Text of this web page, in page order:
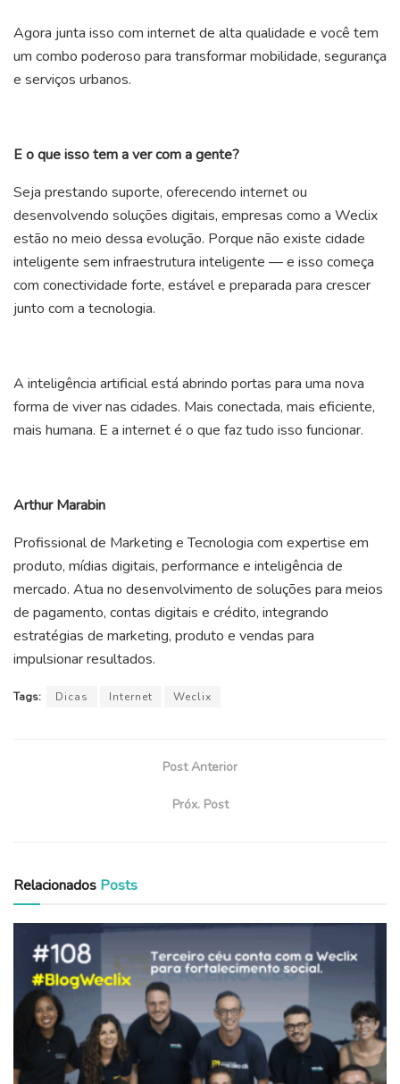
Agora junta isso com internet de alta qualidade e você tem
um combo poderoso para transformar mobilidade, segurança
e serviços urbanos.
E o que isso tem a ver com a gente?
Seja prestando suporte, oferecendo internet ou
desenvolvendo soluções digitais, empresas como a Weclix
estão no meio dessa evolução. Porque não existe cidade
inteligente sem infraestrutura inteligente — e isso começa
com conectividade forte, estável e preparada para crescer
junto com a tecnologia.
A inteligência artificial está abrindo portas para uma nova
forma de viver nas cidades. Mais conectada, mais eficiente,
mais humana. E a internet é o que faz tudo isso funcionar.
Arthur Marabin
Profissional de Marketing e Tecnologia com expertise em
produto, mídias digitais, performance e inteligência de
mercado. Atua no desenvolvimento de soluções para meios
de pagamento, contas digitais e crédito, integrando
estratégias de marketing, produto e vendas para
impulsionar resultados.
Tags: Dicas Internet Weclix
Post Anterior
Próx. Post
Relacionados Posts